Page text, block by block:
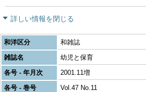
詳しい情報を閉じる
和洋区分
和雑誌
雑誌名
幼児と保育
各号 - 年月次
2001.11増
各号 - 巻号
Vol.47 No.11